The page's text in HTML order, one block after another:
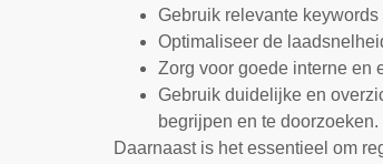
Gebruik relevante
Optimaliseer de
Zorg voor goede interne en
Gebruik duidelijke en
begrijpen en te doorzoeken.
Daarnaast is het essentieel om